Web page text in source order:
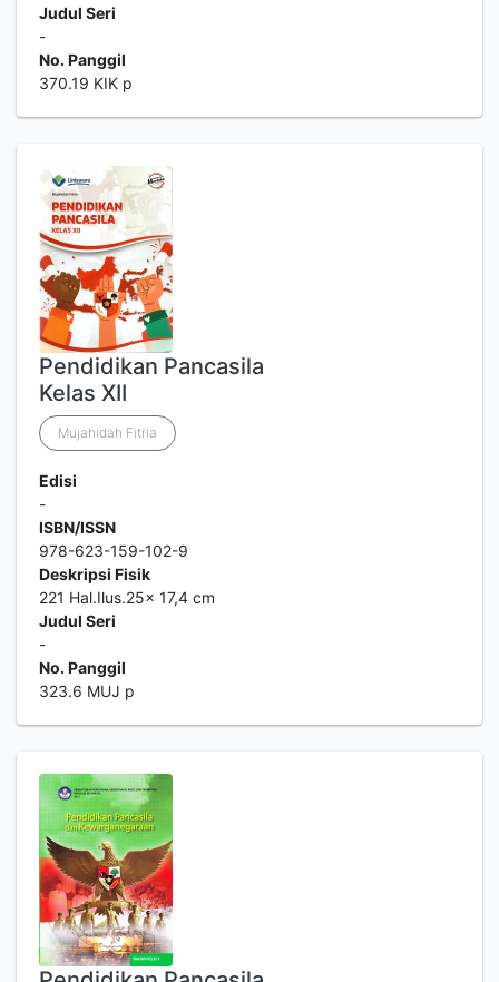
Judul Seri
-
No. Panggil
370.19 KIK p
Pendidikan Pancasila
Kelas XII
Mujahidah Fitria
Edisi
-
ISBN/ISSN
978-623-159-102-9
Deskripsi Fisik
221 Hal.Ilus.25x 17,4 cm
Judul Seri
-
No. Panggil
323.6 MUJ p